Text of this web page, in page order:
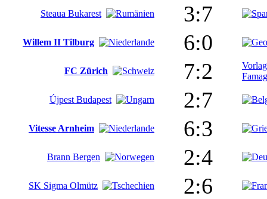
Steaua Bukarest 3:7
Willem II Tilburg 6:0
FC Zürich 7:2
Újpest Budapest 2:7
Vitesse Arnheim 6:3
Brann Bergen 2:4
SK Sigma Olmütz 2:6